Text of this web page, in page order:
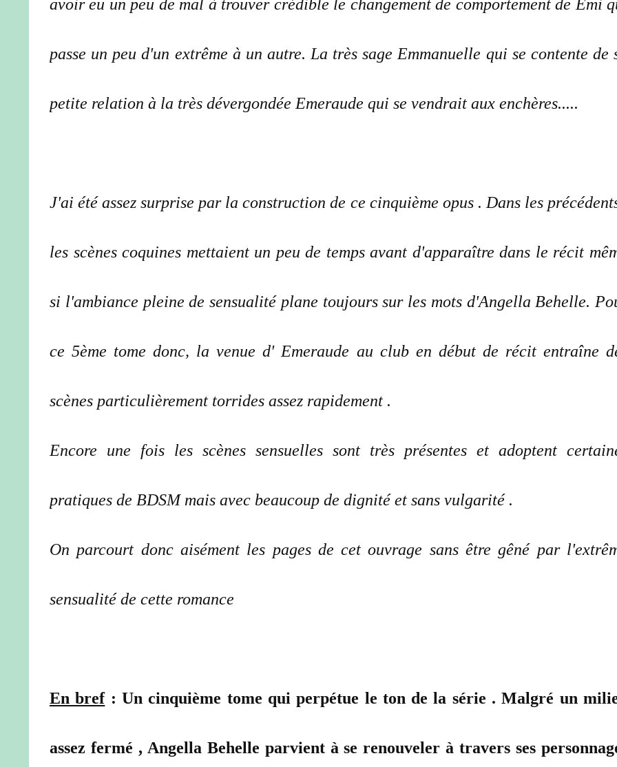
avoir eu un peu de mal à trouver crédible le changement de comportement de Emi
passe un peu d'un extrême à un autre. La très sage Emmanuelle qui se contente de
petite relation à la très dévergondée Emeraude qui se vendrait aux enchères.....
J'ai été assez surprise par la construction de ce cinquième opus . Dans les
les scènes coquines mettaient un peu de temps avant d'apparaître dans le récit
si l'ambiance pleine de sensualité plane toujours sur les mots d'Angella Behelle.
ce 5ème tome donc, la venue d' Emeraude au club en début de récit entraîne
scènes particulièrement torrides assez rapidement .
Encore une fois les scènes sensuelles sont très présentes et adoptent
pratiques de BDSM mais avec beaucoup de dignité et sans vulgarité .
On parcourt donc aisément les pages de cet ouvrage sans être gêné par
sensualité de cette romance
En bref: Un cinquième tome qui perpétue le ton de la série . Malgré un
assez fermé , Angella Behelle parvient à se renouveler à travers ses